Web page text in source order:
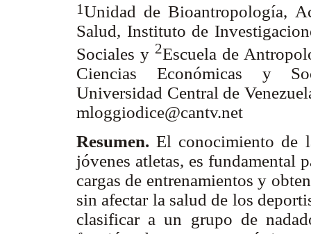
1Unidad de Bioantropología,
Salud, Instituto de
Sociales y 2Escuela de
Ciencias Económicas y
Universidad Central de
mloggiodice@cantv.net
Resumen.El conocimiento de
jóvenes atletas, es fundamental
cargas de entrenamientos y
sin afectar la salud de los
clasificar a un grupo de